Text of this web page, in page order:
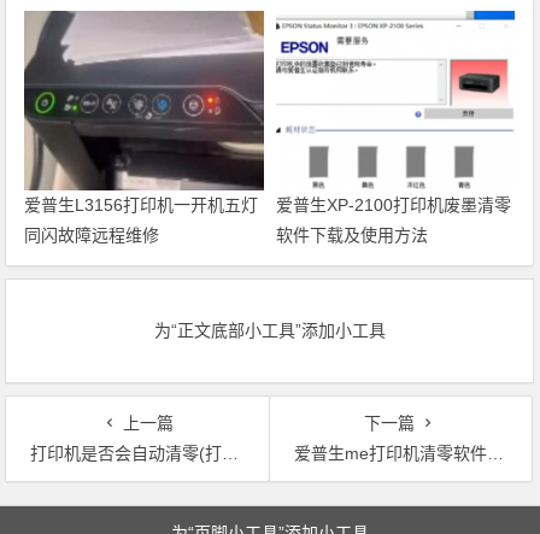
Recovery Mode故障
爱普生L3156打印机一开机五灯
同闪故障远程维修
爱普生XP-2100打印机废墨清零
软件下载及使用方法
为“正文底部小工具”添加小工具
上一篇
打印机是否会自动清零(打印机能自动恢复归零吗？)
下一篇
爱普生me打印机清零软件(重置Epson Me打印机的软件)
文章导航